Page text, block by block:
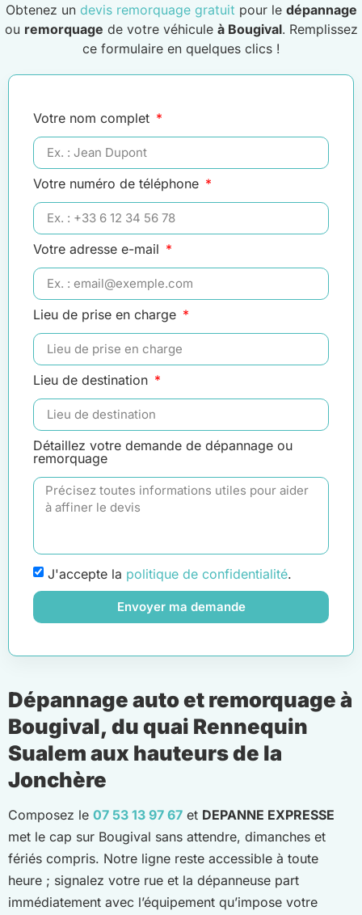
Obtenez un devis remorquage gratuit pour le dépannage
ou remorquage de votre véhicule à Bougival. Remplissez
ce formulaire en quelques clics !
Votre nom complet
Votre numéro de téléphone
Votre adresse e-mail
Lieu de prise en charge
Lieu de destination
Détaillez votre demande de dépannage ou
remorquage
J'accepte la politique de confidentialité.
Envoyer ma demande
Dépannage auto et remorquage à
Bougival, du quai Rennequin
Sualem aux hauteurs de la
Jonchère
Composez le 07 53 13 97 67 et DEPANNE EXPRESSE
met le cap sur Bougival sans attendre, dimanches et
fériés compris. Notre ligne reste accessible à toute
heure ; signalez votre rue et la dépanneuse part
immédiatement avec l’équipement qu’impose votre